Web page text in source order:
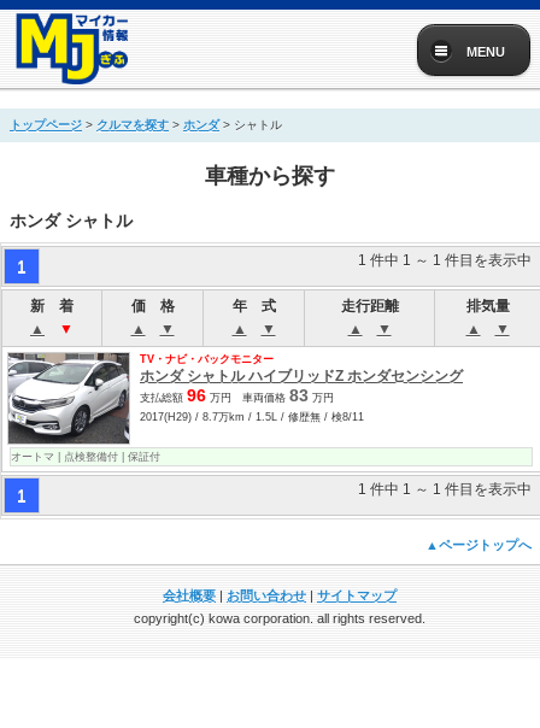
MENU
トップページ > クルマを探す > ホンダ> シャトル
車種から探す
ホンダ シャトル
1 1 件中 1 ～ 1 件目を表示中
新 着
▲
▼
価 格
▲
▼
年 式
▲
▼
走行距離
▲
▼
排気量
▲
▼
TV・ナビ・バックモニター
ホンダ シャトル ハイブリッドZ ホンダセンシング
支払総額 96 万円 車両価格 83 万円
2017(H29) / 8.7万km / 1.5L / 修歴無 / 検8/11
オートマ | 点検整備付 | 保証付
1 1 件中 1 ～ 1 件目を表示中
▲ページトップへ
会社概要 | お問い合わせ | サイトマップ
copyright(c) kowa corporation. all rights reserved.